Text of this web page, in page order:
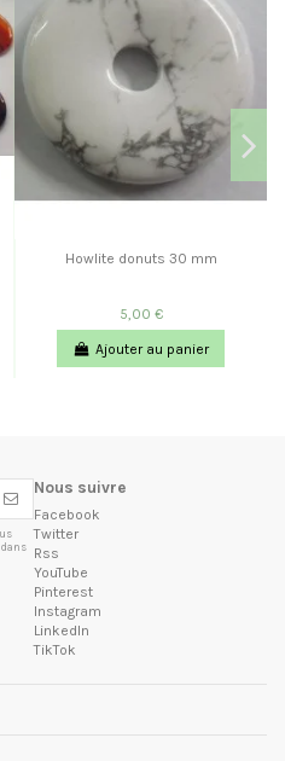
Howlite donuts 30 mm
5,00 €
Ajouter au panier
Nous suivre
Facebook
Twitter
Rss
YouTube
Pinterest
Instagram
LinkedIn
TikTok